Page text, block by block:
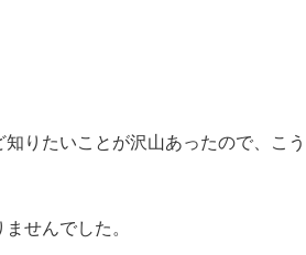
りたいことが沢山あったので、こう
せんでした。